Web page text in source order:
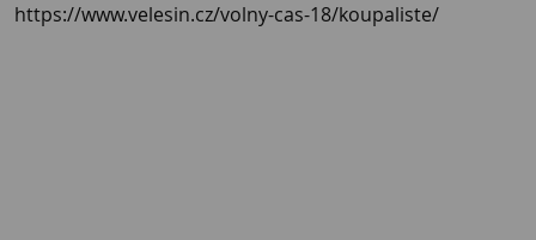
https://www.velesin.cz/volny-cas-18/koupaliste/